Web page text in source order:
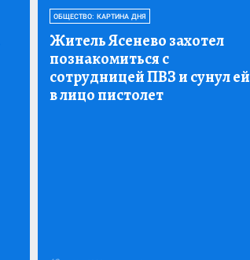
ОБЩЕСТВО: КАРТИНА ДНЯ
Житель Ясенево захотел
познакомиться с
сотрудницей ПВЗ и сунул ей
в лицо пистолет